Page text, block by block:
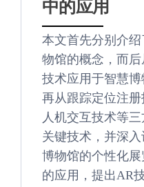
中的应用
本文首先分别介
物馆的概念，而
技术应用于智慧
再从跟踪定位注册
人机交互技术等
关键技术，并深
博物馆的个性化
的应用，提出AR